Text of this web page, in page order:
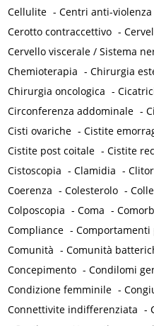
Cellulite -Centri anti-violenza
Cerotto contraccettivo -
Cervello viscerale / Sistema
Chemioterapia -Chirurgia
Chirurgia oncologica -
Circonferenza addominale -
Cisti ovariche -Cistite
Cistite post coitale -Cistite
Cistoscopia -Clamidia -
Coerenza -Colesterolo -
Colposcopia -Coma -
Compliance -Comportamenti
Comunità -Comunità
Concepimento -Condilomi
Condizione femminile -
Connettivite indifferenziata -